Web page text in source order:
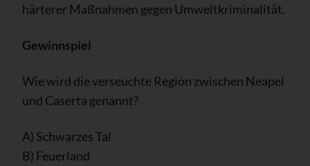
härterer Maßnahmen gegen Umweltkriminalität.
Gewinnspiel
Wie wird die verseuchte Region zwischen Neapel
und Caserta genannt?
A) Schwarzes Tal
B) Feuerland